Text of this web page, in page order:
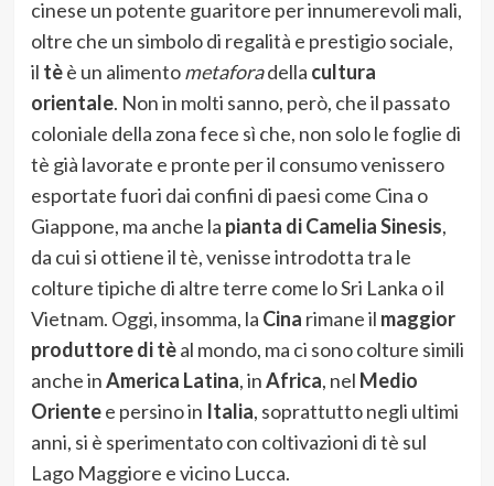
cinese un potente guaritore per innumerevoli mali,
oltre che un simbolo di regalità e prestigio sociale,
il tèè un alimentometaforadella cultura
orientale. Non in molti sanno, però, che il passato
coloniale della zona fece sì che, non solo le foglie di
tè già lavorate e pronte per il consumo venissero
esportate fuori dai confini di paesi come Cina o
Giappone, ma anche la pianta di Camelia Sinesis,
da cui si ottiene il tè, venisse introdotta tra le
colture tipiche di altre terre come lo Sri Lanka o il
Vietnam. Oggi, insomma, la Cina rimane il maggior
produttore di tèal mondo, ma ci sono colture simili
anche inAmerica Latina, inAfrica, nel Medio
Orientee persino in Italia, soprattutto negli ultimi
anni, si è sperimentato con coltivazioni di tè sul
Lago Maggiore e vicino Lucca.